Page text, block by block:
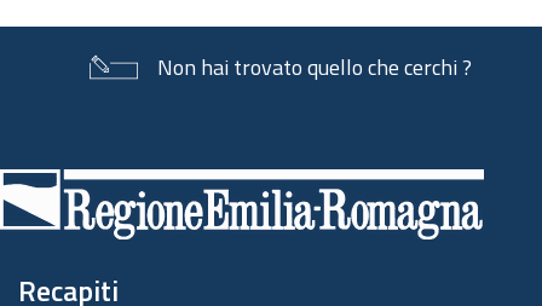
Non hai trovato quello che cerchi ?
di
pagina
Recapiti